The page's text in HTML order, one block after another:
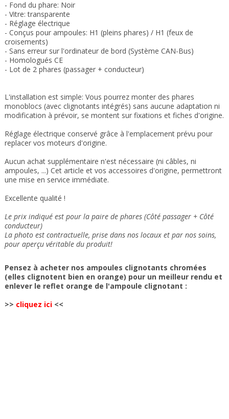
- Fond du phare: Noir
- Vitre: transparente
- Réglage électrique
- Conçus pour ampoules: H1 (pleins phares) / H1 (feux de
croisements)
- Sans erreur sur l'ordinateur de bord (Système CAN-Bus)
- Homologués CE
- Lot de 2 phares (passager + conducteur)
L'installation est simple: Vous pourrez monter des phares
monoblocs (avec clignotants intégrés) sans aucune adaptation ni
modification à prévoir, se montent sur fixations et fiches d'origine.
Réglage électrique conservé grâce à l'emplacement prévu pour
replacer vos moteurs d'origine.
Aucun achat supplémentaire n'est nécessaire (ni câbles, ni
ampoules, ...) Cet article et vos accessoires d'origine, permettront
une mise en service immédiate.
Excellente qualité !
Le prix indiqué est pour la paire de phares (Côté passager + Côté
conducteur)
La photo est contractuelle, prise dans nos locaux et par nos soins,
pour aperçu véritable du produit!
Pensez à acheter nos ampoules clignotants chromées
(elles clignotent bien en orange) pour un meilleur rendu et
enlever le reflet orange de l'ampoule clignotant :
>> cliquez ici <<